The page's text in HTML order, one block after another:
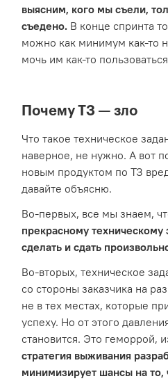
выясним, кого мы съели,
съедено. В конце спринта
можно как минимум как-то
мочь им как-то
Почему ТЗ — зло
Что такое техническое
наверное, не нужно. А вот
новым продуктом по ТЗ
давайте объясню.
Во-первых, все мы знаем,
прекрасному
сделать и сдать
Во-вторых, техническое
со стороны заказчика на
не в тех местах, которые
успеху. Но от этого
становится. Это геморрой,
стратегия выживания
минимизирует шансы на то,